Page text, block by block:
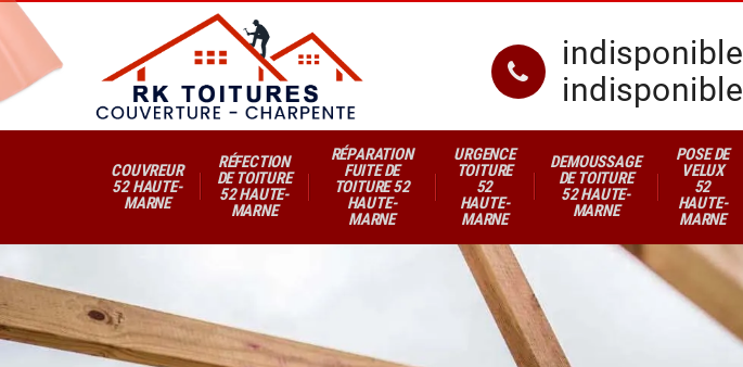
indisponible
indisponible
COUVREUR
52 HAUTE-
MARNE
RÉFECTION
DE TOITURE
52 HAUTE-
MARNE
RÉPARATION
FUITE DE
TOITURE 52
HAUTE-
MARNE
URGENCE
TOITURE
52
HAUTE-
MARNE
DEMOUSSAGE
DE TOITURE
52 HAUTE-
MARNE
POSE DE
VELUX
52
HAUTE-
MARNE